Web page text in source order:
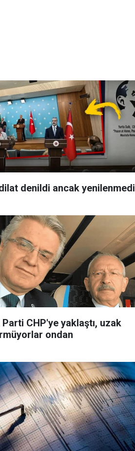
denildi ancak yenilenmedi
Parti CHP'ye yaklaştı, uzak
ondan